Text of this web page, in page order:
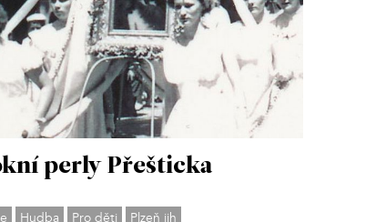
perly Přešticka
Hudba Pro děti Plzeň jih